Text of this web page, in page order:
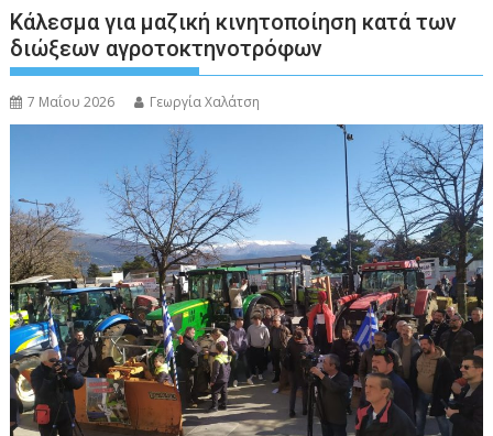
Κάλεσμα για μαζική κινητοποίηση κατά των
διώξεων αγροτοκτηνοτρόφων
7 Μαΐου 2026 Γεωργία Χαλάτση